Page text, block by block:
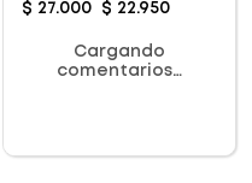
$ 27.000 $ 22.950
Cargando
comentarios…